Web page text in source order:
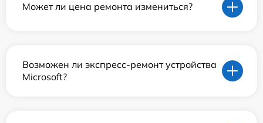
Может ли цена ремонта измениться?
Возможен ли экспресс-ремонт устройства
Microsoft?